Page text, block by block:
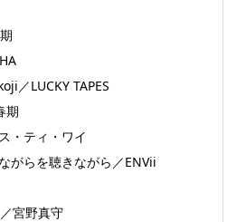
／LUCKY TAPES
期
・ティ・ワイ
がらを聴きながら／ENVii
宮野真守